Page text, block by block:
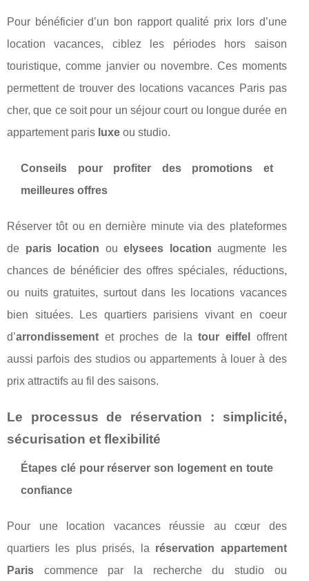
Pour bénéficier d’un bon rapport qualité prix lors d’une
location vacances, ciblez les périodes hors saison
touristique, comme janvier ou novembre. Ces moments
permettent de trouver des locations vacances Paris pas
cher, que ce soit pour un séjour court ou longue durée en
appartement paris luxe ou studio.
Conseils pour profiter des promotions et
meilleures offres
Réserver tôt ou en dernière minute via des plateformes
de paris location ouelysees location augmente les
chances de bénéficier des offres spéciales, réductions,
ou nuits gratuites, surtout dans les locations vacances
bien situées. Les quartiers parisiens vivant en coeur
d’arrondissement et proches de latour eiffel
offrent
aussi parfois des studios ou appartements à louer à des
prix attractifs au fil des saisons.
Le processus de réservation : simplicité,
sécurisation et flexibilité
Étapes clé pour réserver son logement en toute
confiance
Pour une location vacances réussie au cœur des
quartiers les plus prisés, la réservation appartement
Paris commence par la recherche du studio ou